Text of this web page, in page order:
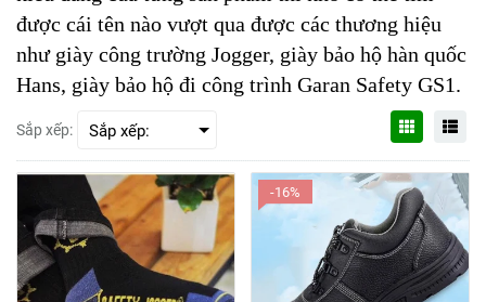
được cái tên nào vượt qua được các thương hiệu
như giày công trường Jogger, giày bảo hộ hàn quốc
Hans, giày bảo hộ đi công trình Garan Safety GS1.
Sắp xếp:
-16%